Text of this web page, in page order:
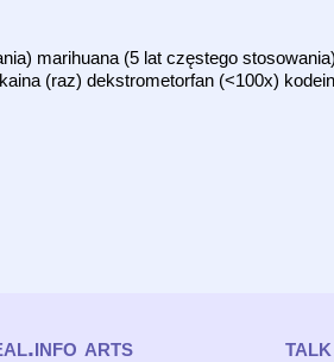
marihuana (5 lat częstego
(raz) dekstrometorfan (<100x)
arts talk